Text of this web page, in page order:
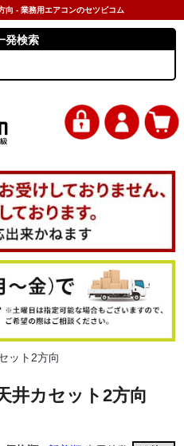
向 - 業務用エアコンのセツビコム
発検索
ット2方向
井カセット2方向